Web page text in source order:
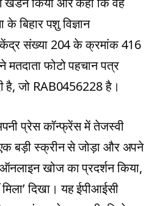
बिहार पशु विज्ञान
केंद्र संख्या 204 के क्रमांक 416
फोटो पहचान पत्र
है, जो RAB0456228 है।
प्रेस कॉन्फ्रेंस में तेजस्वी
बड़ी स्क्रीन से जोड़ा और अपने
खोज का प्रदर्शन किया,
मिला’ दिखा। यह ईपीआईसी